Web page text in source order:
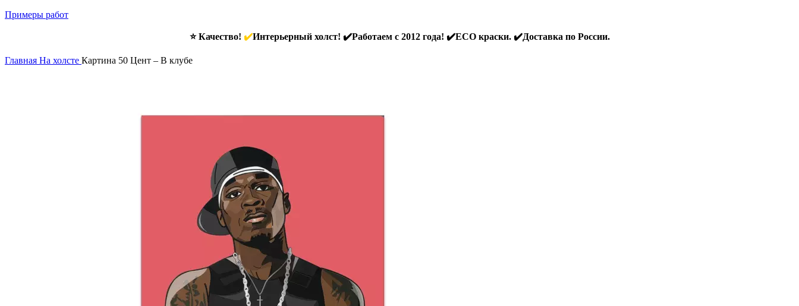
Примеры работ
⭐ Качество! ✔️Интерьерный холст! ✔️Работаем с 2012 года! ✔️ECO краски. ✔️Доставка по России.
Главная На холсте Картина 50 Цент – В клубе